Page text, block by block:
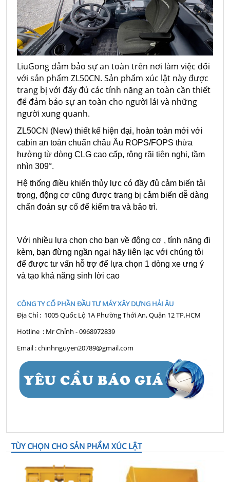
LiuGong đảm bảo sự an toàn trên nơi làm việc đối
với sản phẩm ZL50CN. Sản phẩm xúc lật này được
trang bị với đẩy đủ các tính năng an toàn cần thiết
để đảm bảo sự an toàn cho người lái và những
người xung quanh.
ZL50CN (New) thiết kế hiện đại, hoàn toàn mới với
cabin an toàn chuẩn châu Âu ROPS/FOPS thừa
hưởng từ dòng CLG cao cấp, rộng rãi tiện nghi, tầm
nhìn 309°.
Hệ thống điều khiển thủy lực có đầy đủ cảm biến tải
trọng, động cơ cũng được trang bị cảm biến dễ dàng
chẩn đoán sự cố để kiểm tra và bảo trì.
Với nhiều lựa chọn cho bạn về động cơ , tính năng đi
kèm, bạn đừng ngần ngại hãy liên lạc với chúng tôi
để được tư vấn hỗ trợ để lựa chọn 1 dòng xe ưng ý
và tạo khả năng sinh lời cao
CÔNG TY CỔ PHẦN ĐẦU TƯ MÁY XÂY DỰNG HẢI ÂU
Địa Chỉ : 1005 Quốc Lộ 1A Phường Thới An, Quận 12 TP.HCM
Hotline : Mr Chỉnh - 0968972839
Email : chinhnguyen20789@gmail.com
TÙY CHỌN CHO SẢN PHẨM XÚC LẬT